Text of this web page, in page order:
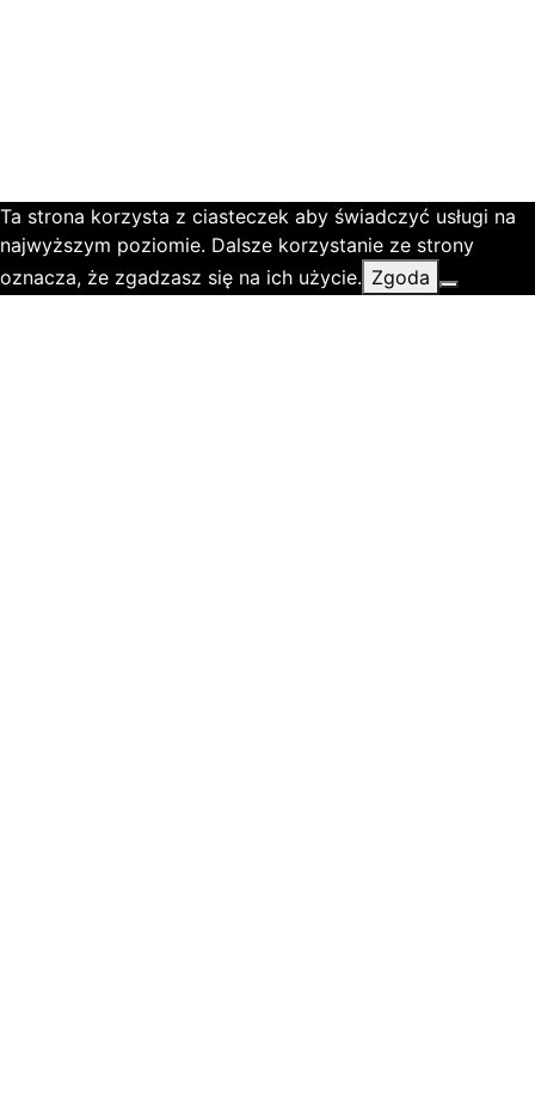
Ta strona korzysta z ciasteczek aby świadczyć usługi na
najwyższym poziomie. Dalsze korzystanie ze strony
oznacza, że zgadzasz się na ich użycie. Zgoda